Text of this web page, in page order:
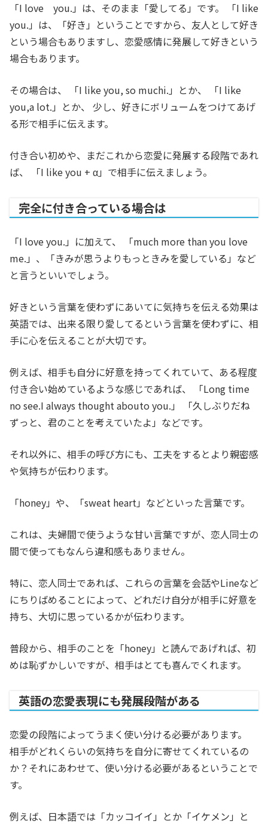
「I love you.」は、そのまま「愛してる」です。 「I like
you.」は、「好き」ということですから、友人として好き
という場合もありますし、恋愛感情に発展して好きという
場合もあります。
その場合は、 「I like you, so muchi.」とか、 「I like
you,a lot.」とか、 少し、好きにボリュームをつけてあげ
る形で相手に伝えます。
付き合い初めや、まだこれから恋愛に発展する段階であれ
ば、 「I like you + α」で相手に伝えましょう。
完全に付き合っている場合は
「I love you.」に加えて、 「much more than you love
me.」、「きみが思うよりもっときみを愛している」など
と言うといいでしょう。
好きという言葉を使わずにあいてに気持ちを伝える効果は
英語では、出来る限り愛してるという言葉を使わずに、相
手に心を伝えることが大切です。
例えば、相手も自分に好意を持ってくれていて、ある程度
付き合い始めているような感じであれば、 「Long time
no see.I always thought abouto you.」 「久しぶりだね
ずっと、君のことを考えていたよ」などです。
それ以外に、相手の呼び方にも、工夫をするとより親密感
や気持ちが伝わります。
「honey」や、「sweat heart」などといった言葉です。
これは、夫婦間で使うような甘い言葉ですが、恋人同士の
間で使ってもなんら違和感もありません。
特に、恋人同士であれば、これらの言葉を会話やLineなど
にちりばめることによって、どれだけ自分が相手に好意を
持ち、大切に思っているかが伝わります。
普段から、相手のことを「honey」と読んであげれば、初
めは恥ずかしいですが、相手はとても喜んでくれます。
英語の恋愛表現にも発展段階がある
恋愛の段階によってうまく使い分ける必要があります。
相手がどれくらいの気持ちを自分に寄せてくれているの
か？それにあわせて、使い分ける必要があるということで
す。
例えば、日本語では「カッコイイ」とか「イケメン」と